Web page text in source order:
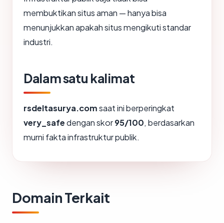
membuktikan situs aman — hanya bisa
menunjukkan apakah situs mengikuti standar
industri.
Dalam satu kalimat
rsdeltasurya.comsaat ini berperingkat
very_safedengan skor95/100, berdasarkan
murni fakta infrastruktur publik.
Domain Terkait